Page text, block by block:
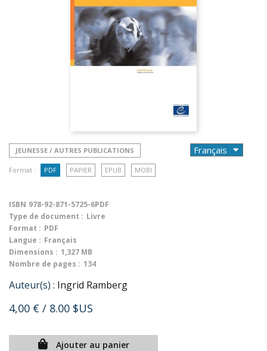
JEUNESSE / AUTRES PUBLICATIONS
Format : PDF PAPIER EPUB MOBI
ISBN 978-92-871-5725-6PDF
Type de document : Livre
Format : PDF
Langue : Français
Dimensions : 1,327 MB
Nombre de pages : 134
Auteur(s) : Ingrid Ramberg
4,00 € / 8.00 $US
Ajouter au panier